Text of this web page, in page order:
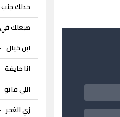
خدلك جنب
هبعلك في
ابن خيال-
انا خايفة
اللي فاتو
زي الغجر